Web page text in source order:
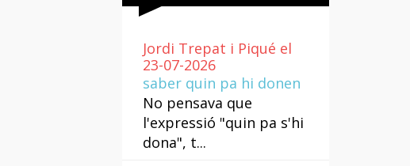
Jordi Trepat i Piqué el
23-07-2026
saber quin pa hi donen
No pensava que
l'expressió "quin pa s'hi
dona", t...